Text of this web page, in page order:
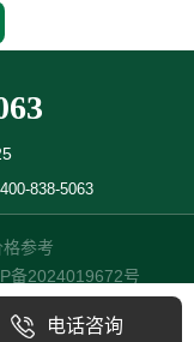
838-5063
参考
备2024019672号
电话咨询